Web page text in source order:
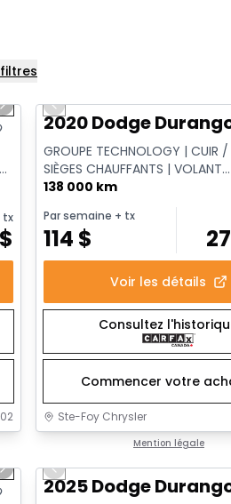
Next slide
tx
$
Previous slide
2020 Dodge
GROUPE TECHNOLOGY | CUIR /
SIÈGES CHAUFFANTS | VOLANT
CHAUFFANT | DÉMARRAGE À
138 000 km
Par semaine + tx
114 $
Voir les détails
Consultez
Commencer votre
Ste-Foy Chrysler
Mention légale
Next slide
Très bonne offre
Previous slide
2025 Dodge